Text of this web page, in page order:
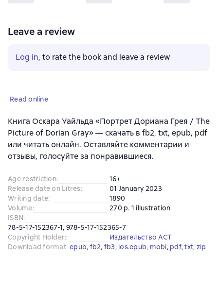
Leave a review
Log in, to rate the book and leave a review
Read online
Книга Оскара Уайльда «Портрет Дориана Грея / The
Picture of Dorian Gray» — скачать в fb2, txt, epub, pdf
или читать онлайн. Оставляйте комментарии и
отзывы, голосуйте за понравившиеся.
Age restriction:
16+
Release date on Litres:
01 January 2023
Writing date:
1890
Volume:
270 p. 1 illustration
ISBN:
78-5-17-152367-1, 978-5-17-152365-7
Copyright Holder::
Издательство АСТ
Download format: epub, fb2, fb3, ios.epub, mobi, pdf, txt, zip